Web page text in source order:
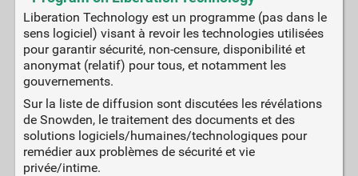
Liberation Technology est un programme (pas dans le
sens logiciel) visant à revoir les technologies utilisées
pour garantir sécurité, non-censure, disponibilité et
anonymat (relatif) pour tous, et notamment les
gouvernements.
Sur la liste de diffusion sont discutées les révélations
de Snowden, le traitement des documents et des
solutions logiciels/humaines/technologiques pour
remédier aux problèmes de sécurité et vie
privée/intime.